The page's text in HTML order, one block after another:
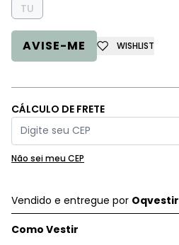
TU
AVISE-ME WISHLIST
CÁLCULO DE FRETE
Não sei meu CEP
Vendido e entregue por Oqvestir
Como Vestir